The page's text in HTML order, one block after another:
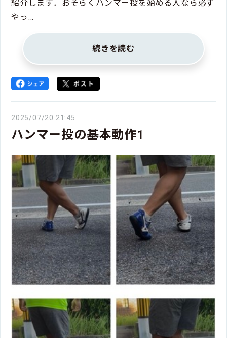
紹介します．おそらくハンマー投を始める人なら必ず
やっ…
続きを読む
2025/07/20 21:45
ハンマー投の基本動作1